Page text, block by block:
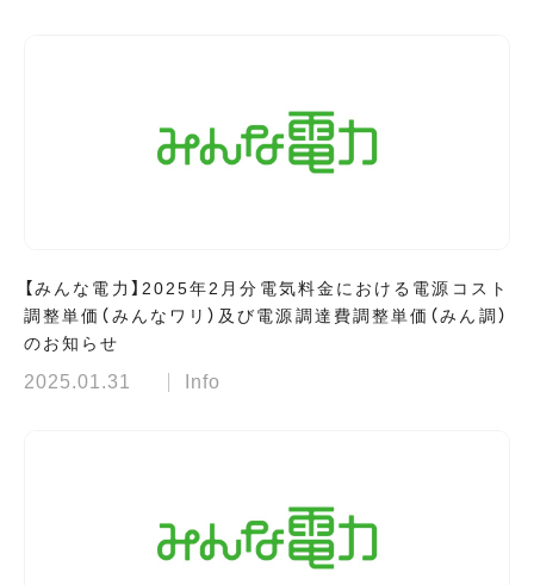
【みんな電力】2025年2月分電気料金における電源コスト
調整単価（みんなワリ）及び電源調達費調整単価（みん調）
のお知らせ
2025.01.31 Info